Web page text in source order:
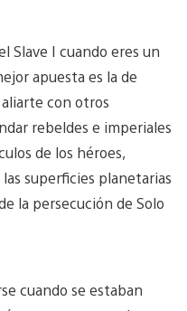
Slave I cuando eres un
apuesta es la de
con otros
rebeldes e imperiales
de los héroes,
superficies planetarias
la persecución de Solo
cuando se estaban